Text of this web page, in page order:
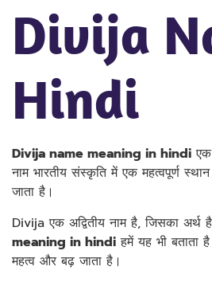
Divija
Hindi
Divija name meaning in hindi
नाम भारतीय संस्कृति में एक महत्वपूर्ण
जाता है।
Divija एक अद्वितीय नाम है, जिसका अर्थ
meaning in hindi हमें यह भी बताता
महत्व और बढ़ जाता है।